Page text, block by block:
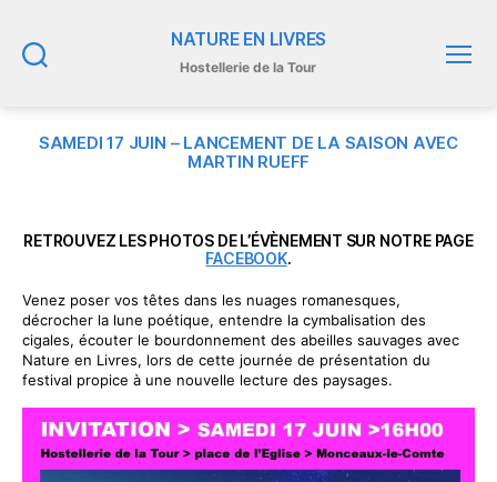
NATURE EN LIVRES
Hostellerie de la Tour
SAMEDI 17 JUIN – LANCEMENT DE LA SAISON AVEC
MARTIN RUEFF
RETROUVEZ LES PHOTOS DE L’ÉVÈNEMENT SUR NOTRE PAGE
FACEBOOK.
Venez poser vos têtes dans les nuages romanesques,
décrocher la lune poétique, entendre la cymbalisation des
cigales, écouter le bourdonnement des abeilles sauvages avec
Nature en Livres, lors de cette journée de présentation du
festival propice à une nouvelle lecture des paysages.